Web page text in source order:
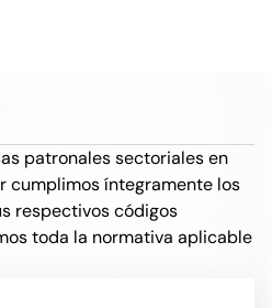
patronales sectoriales en
cumplimos íntegramente los
respectivos códigos
toda la normativa aplicable